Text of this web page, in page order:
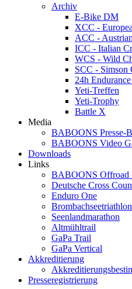
Archiv
E-Bike DM
XCC -
ACC -
ICC - Italian
WCS - Wild
SCC - Simson
24h
Yeti-Treffen
Yeti-Trophy
Battle X
Media
BABOONS Presse-
BABOONS Video
Downloads
Links
BABOONS Offroad
Deutsche Cross
Enduro One
Brombachseetriathlon
Seenlandmarathon
Altmühltrail
GaPa Trail
GaPa Vertical
Akkreditierung
Presseregistrierung